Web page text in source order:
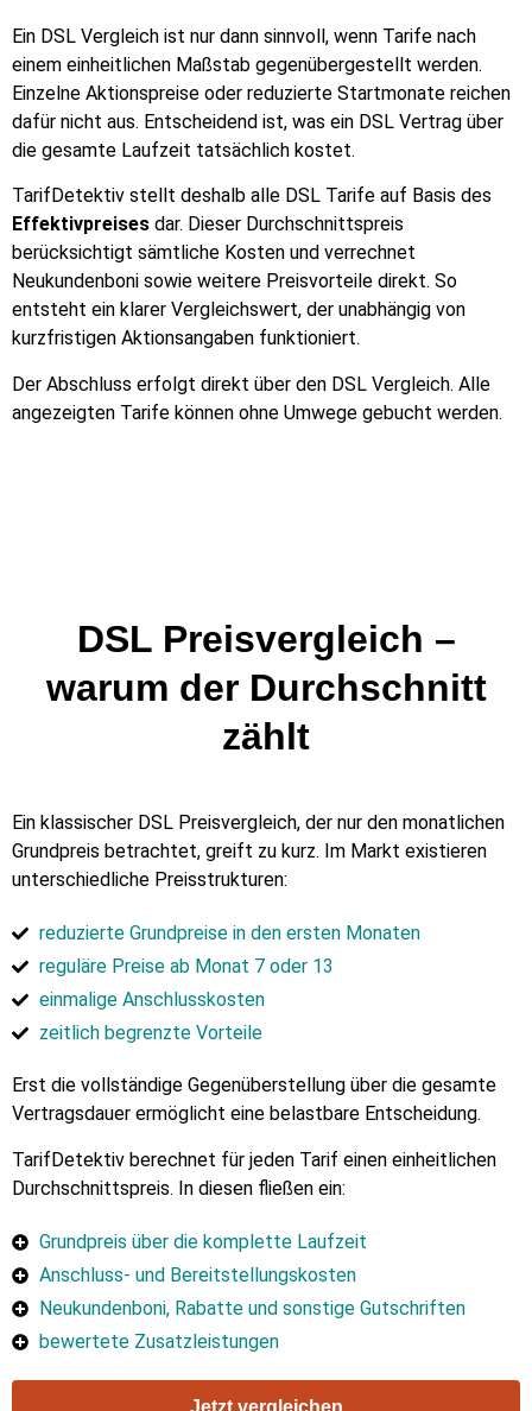
Ein DSL Vergleich ist nur dann sinnvoll, wenn Tarife nach
einem einheitlichen Maßstab gegenübergestellt werden.
Einzelne Aktionspreise oder reduzierte Startmonate reichen
dafür nicht aus. Entscheidend ist, was ein DSL Vertrag über
die gesamte Laufzeit tatsächlich kostet.
TarifDetektiv stellt deshalb alle DSL Tarife auf Basis des
Effektivpreises dar. Dieser Durchschnittspreis
berücksichtigt sämtliche Kosten und verrechnet
Neukundenboni sowie weitere Preisvorteile direkt. So
entsteht ein klarer Vergleichswert, der unabhängig von
kurzfristigen Aktionsangaben funktioniert.
Der Abschluss erfolgt direkt über den DSL Vergleich. Alle
angezeigten Tarife können ohne Umwege gebucht werden.
DSL Preisvergleich –
warum der Durchschnitt
zählt
Ein klassischer DSL Preisvergleich, der nur den monatlichen
Grundpreis betrachtet, greift zu kurz. Im Markt existieren
unterschiedliche Preisstrukturen:
reduzierte Grundpreise in den ersten Monaten
reguläre Preise ab Monat 7 oder 13
einmalige Anschlusskosten
zeitlich begrenzte Vorteile
Erst die vollständige Gegenüberstellung über die gesamte
Vertragsdauer ermöglicht eine belastbare Entscheidung.
TarifDetektiv berechnet für jeden Tarif einen einheitlichen
Durchschnittspreis. In diesen fließen ein:
Grundpreis über die komplette Laufzeit
Anschluss- und Bereitstellungskosten
Neukundenboni, Rabatte und sonstige Gutschriften
bewertete Zusatzleistungen